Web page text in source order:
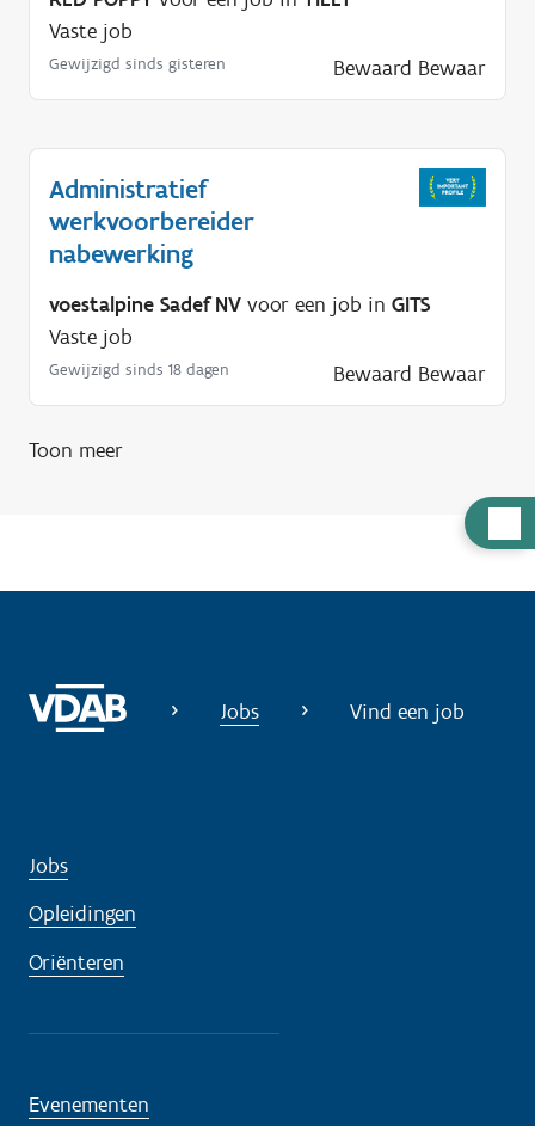
u
l
Vaste job
Gewijzigd sinds gisteren Bewaard Bewaar
Administratief
werkvoorbereider
nabewerking
voestalpine Sadef NV voor een job in GITS
Vaste job
Gewijzigd sinds 18 dagen Bewaard Bewaar
Toon meer
Jobs Vind een job
Jobs
Opleidingen
Oriënteren
Evenementen